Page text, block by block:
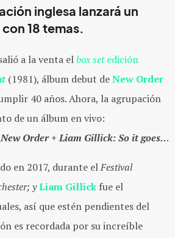
inglesa lanzará un
18 temas.
a la venta elbox setedición
(1981), álbum debut deNew Order
40 años. Ahora, la agrupación
de un álbum en vivo:
Order + Liam Gillick: So it goes...
en 2017, durante elFestival
yLiam Gillick fue el
así que estén pendientes del
es recordada por su increíble